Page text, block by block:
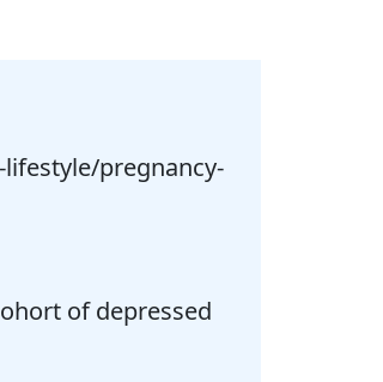
pregnancy-
of depressed